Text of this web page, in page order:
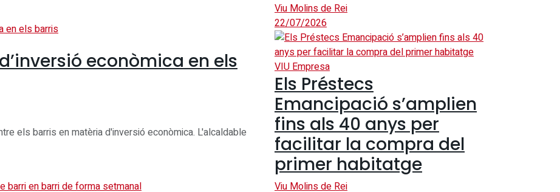
econòmica en els
els barris en matèria d'inversió econòmica. L'alcaldable
Viu Molins de Rei
22/07/2026
VIU Empresa
Els Préstecs
Emancipació s’amplien
fins als 40 anys per
facilitar la compra del
primer habitatge
Viu Molins de Rei